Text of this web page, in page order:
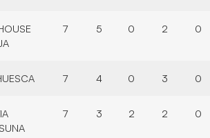
7 5 0 2 0
7 4 0 3 0
7 3 2 2 0